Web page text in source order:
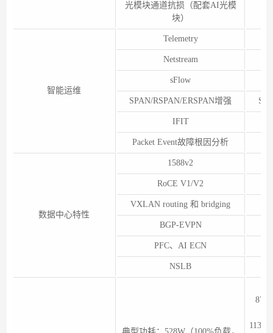
光模块通道抗损（配套AI光模
块）
智能运维
Telemetry
Netstream
sFlow
SPAN/RSPAN/ERSPAN增强
IFIT
Packet Event故障根因分析
数据中心特性
1588v2
RoCE V1/V2
VXLAN routing 和 bridging
BGP-EVPN
PFC、AI ECN
NSLB